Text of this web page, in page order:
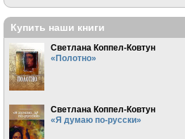
Купить наши книги
Светлана Коппел-Ковтун
«Полотно»
Светлана Коппел-Ковтун
«Я думаю по-русски»